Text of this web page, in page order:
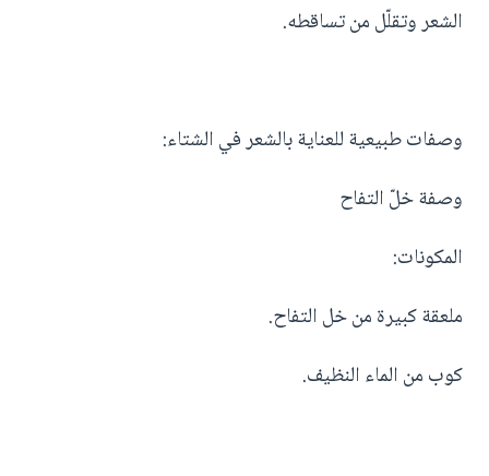
الشعر وتقلّل من تساقطه.
وصفات طبيعية للعناية بالشعر في الشتاء:
وصفة خلّ التفاح
المكونات:
ملعقة كبيرة من خل التفاح.
كوب من الماء النظيف.